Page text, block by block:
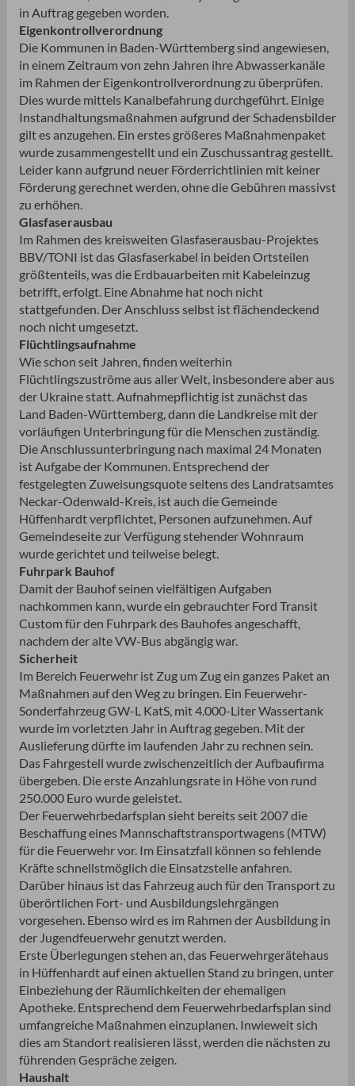
in Auftrag gegeben worden.
Eigenkontrollverordnung
Die Kommunen in Baden-Württemberg sind angewiesen,
in einem Zeitraum von zehn Jahren ihre Abwasserkanäle
im Rahmen der Eigenkontrollverordnung zu überprüfen.
Dies wurde mittels Kanalbefahrung durchgeführt. Einige
Instandhaltungsmaßnahmen aufgrund der Schadensbilder
gilt es anzugehen. Ein erstes größeres Maßnahmenpaket
wurde zusammengestellt und ein Zuschussantrag gestellt.
Leider kann aufgrund neuer Förderrichtlinien mit keiner
Förderung gerechnet werden, ohne die Gebühren massivst
zu erhöhen.
Glasfaserausbau
Im Rahmen des kreisweiten Glasfaserausbau-Projektes
BBV/TONI ist das Glasfaserkabel in beiden Ortsteilen
größtenteils, was die Erdbauarbeiten mit Kabeleinzug
betrifft, erfolgt. Eine Abnahme hat noch nicht
stattgefunden. Der Anschluss selbst ist flächendeckend
noch nicht umgesetzt.
Flüchtlingsaufnahme
Wie schon seit Jahren, finden weiterhin
Flüchtlingszuströme aus aller Welt, insbesondere aber aus
der Ukraine statt. Aufnahmepflichtig ist zunächst das
Land Baden-Württemberg, dann die Landkreise mit der
vorläufigen Unterbringung für die Menschen zuständig.
Die Anschlussunterbringung nach maximal 24 Monaten
ist Aufgabe der Kommunen. Entsprechend der
festgelegten Zuweisungsquote seitens des Landratsamtes
Neckar-Odenwald-Kreis, ist auch die Gemeinde
Hüffenhardt verpflichtet, Personen aufzunehmen. Auf
Gemeindeseite zur Verfügung stehender Wohnraum
wurde gerichtet und teilweise belegt.
Fuhrpark Bauhof
Damit der Bauhof seinen vielfältigen Aufgaben
nachkommen kann, wurde ein gebrauchter Ford Transit
Custom für den Fuhrpark des Bauhofes angeschafft,
nachdem der alte VW-Bus abgängig war.
Sicherheit
Im Bereich Feuerwehr ist Zug um Zug ein ganzes Paket an
Maßnahmen auf den Weg zu bringen. Ein Feuerwehr-
Sonderfahrzeug GW-L KatS, mit 4.000-Liter Wassertank
wurde im vorletzten Jahr in Auftrag gegeben. Mit der
Auslieferung dürfte im laufenden Jahr zu rechnen sein.
Das Fahrgestell wurde zwischenzeitlich der Aufbaufirma
übergeben. Die erste Anzahlungsrate in Höhe von rund
250.000 Euro wurde geleistet.
Der Feuerwehrbedarfsplan sieht bereits seit 2007 die
Beschaffung eines Mannschaftstransportwagens (MTW)
für die Feuerwehr vor. Im Einsatzfall können so fehlende
Kräfte schnellstmöglich die Einsatzstelle anfahren.
Darüber hinaus ist das Fahrzeug auch für den Transport zu
überörtlichen Fort- und Ausbildungslehrgängen
vorgesehen. Ebenso wird es im Rahmen der Ausbildung in
der Jugendfeuerwehr genutzt werden.
Erste Überlegungen stehen an, das Feuerwehrgerätehaus
in Hüffenhardt auf einen aktuellen Stand zu bringen, unter
Einbeziehung der Räumlichkeiten der ehemaligen
Apotheke. Entsprechend dem Feuerwehrbedarfsplan sind
umfangreiche Maßnahmen einzuplanen. Inwieweit sich
dies am Standort realisieren lässt, werden die nächsten zu
führenden Gespräche zeigen.
Haushalt